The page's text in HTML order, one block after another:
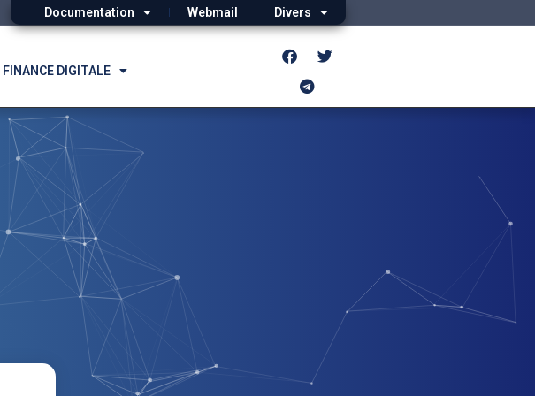
Documentation Webmail Divers
FINANCE DIGITALE